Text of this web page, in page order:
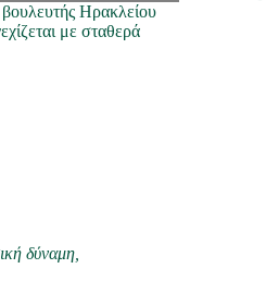
Ηρακλείου
με σταθερά
δύναμη,